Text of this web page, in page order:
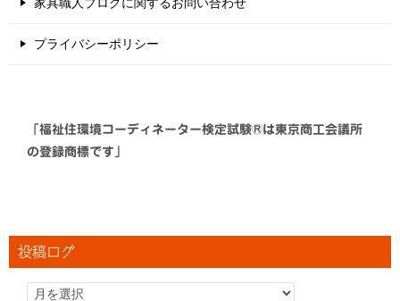
プライバシーポリシー
「福祉住環境コーディネーター検定試験®は東京商工会議所
の登録商標です」
投稿ログ